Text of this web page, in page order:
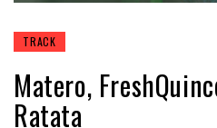
TRACK
Matero,
Ratata